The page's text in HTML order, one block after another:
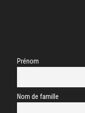
Prénom
Nom de famille